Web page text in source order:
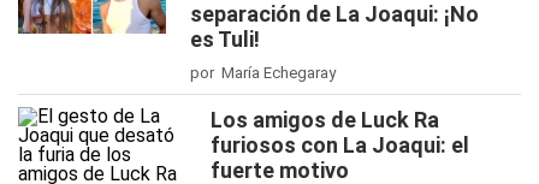
separación de La Joaqui: ¡No
es Tuli!
por María Echegaray
Los amigos de Luck Ra
furiosos con La Joaqui: el
fuerte motivo